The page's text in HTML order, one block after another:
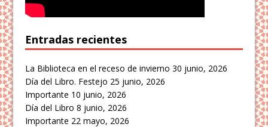
Entradas recientes
La Biblioteca en el receso de invierno 30 junio, 2026
Día del Libro. Festejo 25 junio, 2026
Importante 10 junio, 2026
Día del Libro 8 junio, 2026
Importante 22 mayo, 2026